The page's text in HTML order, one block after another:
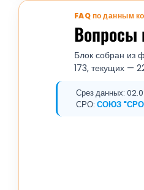
FAQ по данным
Вопросы
Блок собран из
173, текущих —
Срез данных:
СРО: СОЮЗ "СРО